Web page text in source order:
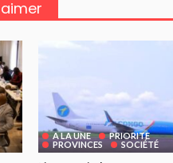
A LA UNE
PRIORITE
PROVINCES
SOCIÉTÉ